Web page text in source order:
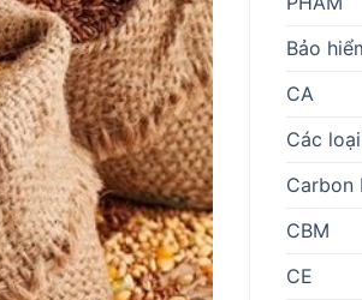
Bảo
CA
Các
Carbon
CBM
CE